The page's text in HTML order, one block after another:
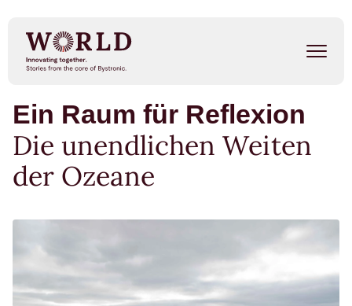
Inhalt
Success Stories
Our People
Listen on Spotify
Ein Raum für Reflexion
Die unendlichen Weiten
der Ozeane